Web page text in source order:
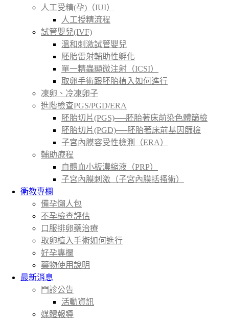
人工受精(孕)（IUI）
人工授精流程
試管嬰兒(IVF)
溫和刺激試管嬰兒
胚胎雷射輔助性孵化
單一精蟲顯微注射（ICSI）
取卵手術跟胚胎植入如何進行
凍卵、冷凍卵子
進階檢查PGS/PGD/ERA
胚胎切片(PGS)──胚胎著床前染色體篩檢
胚胎切片(PGD)──胚胎著床前基因篩檢
子宮內膜容受性檢測（ERA）
輔助療程
自體血小板濃縮液（PRP）
子宮內膜刺激（子宮內膜括搔術）
衛教專欄
備孕懶人包
不孕檢查評估
口服排卵藥治療
取卵植入手術如何進行
好孕專欄
藥物使用說明
最新消息
門診公告
活動資訊
媒體報導